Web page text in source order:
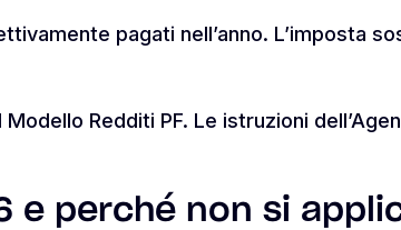
pagati nell’anno. L’imposta
Redditi PF. Le istruzioni
e perché non si